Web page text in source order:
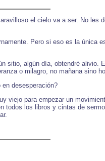
el cielo va a ser. No les
Pero si eso es la única
sitio, algún día, obtendré alivio.
o milagro, no mañana sino
desesperación?
viejo para empezar un
todos los libros y cintas de